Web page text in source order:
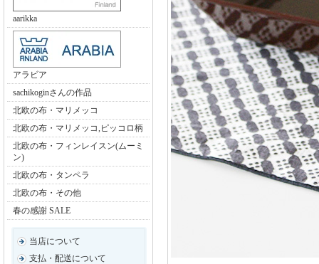
aarikka
アラビア
sachikoginさんの作品
北欧の布・マリメッコ
北欧の布・マリメッコ,ピッコロ柄
北欧の布・フィンレイスン(ムーミ
ン)
北欧の布・タンペラ
北欧の布・その他
春の感謝 SALE
当店について
支払・配送について